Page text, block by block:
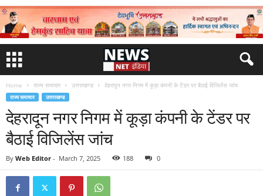
Home राज्य समाचार उत्तराखण्ड देहरादून नगर निगम में कूड़ा कंपनी के टेंडर पर बैठाई विजिलेंस जांच
राज्य समाचार उत्तराखण्ड
देहरादून नगर निगम में कूड़ा कंपनी के टेंडर पर
बैठाई विजिलेंस जांच
By Web Editor - March 7, 2025 188 0